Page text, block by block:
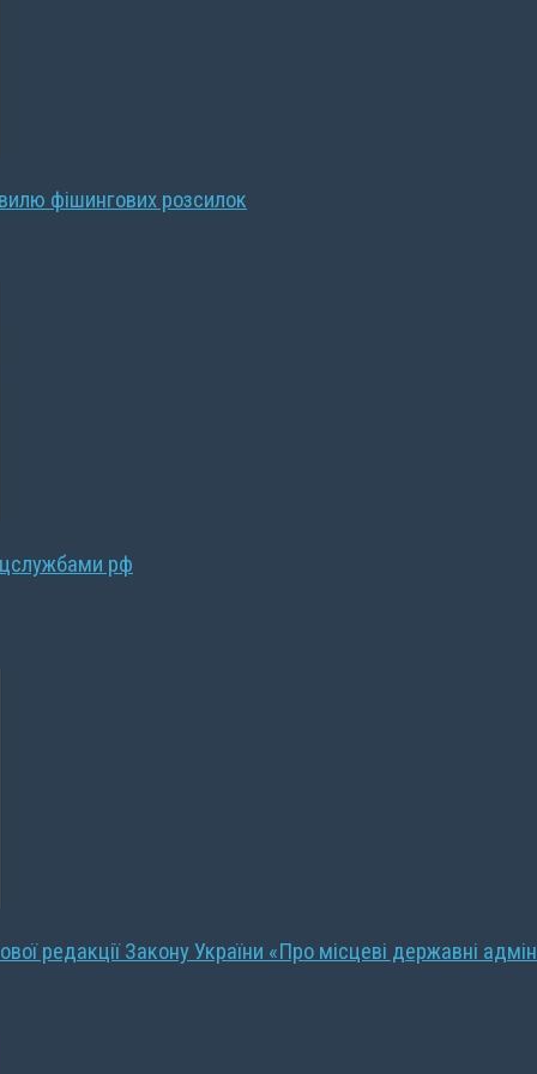
фішингових розсилок
рф
редакції Закону України «Про місцеві державні